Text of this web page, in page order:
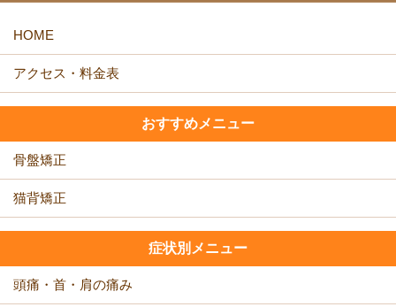
おすすめメニュー
骨盤矯正
猫背矯正
症状別メニュー
頭痛・首・肩の痛み